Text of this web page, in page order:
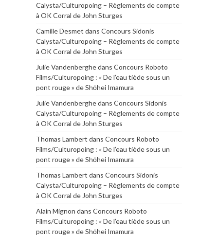
Calysta/Culturopoing – Règlements de compte
à OK Corral de John Sturges
Camille Desmet dans Concours Sidonis
Calysta/Culturopoing – Règlements de compte
à OK Corral de John Sturges
Julie Vandenberghedans Concours Roboto
Films/Culturopoing : « De l’eau tiède sous un
pont rouge » de Shōhei Imamura
Julie Vandenberghedans Concours Sidonis
Calysta/Culturopoing – Règlements de compte
à OK Corral de John Sturges
Thomas Lambert dans Concours Roboto
Films/Culturopoing : « De l’eau tiède sous un
pont rouge » de Shōhei Imamura
Thomas Lambert dans Concours Sidonis
Calysta/Culturopoing – Règlements de compte
à OK Corral de John Sturges
Alain Mignon dans Concours Roboto
Films/Culturopoing : « De l’eau tiède sous un
pont rouge » de Shōhei Imamura